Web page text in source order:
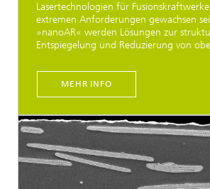
Lasertechnologien für
extremen Anforderungen gewachsen
»nanoAR« werden Lösungen zur
Entspiegelung und Reduzierung von
MEHR INFO